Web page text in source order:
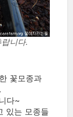
니다.
꽃모종과
다~
있는 모종들